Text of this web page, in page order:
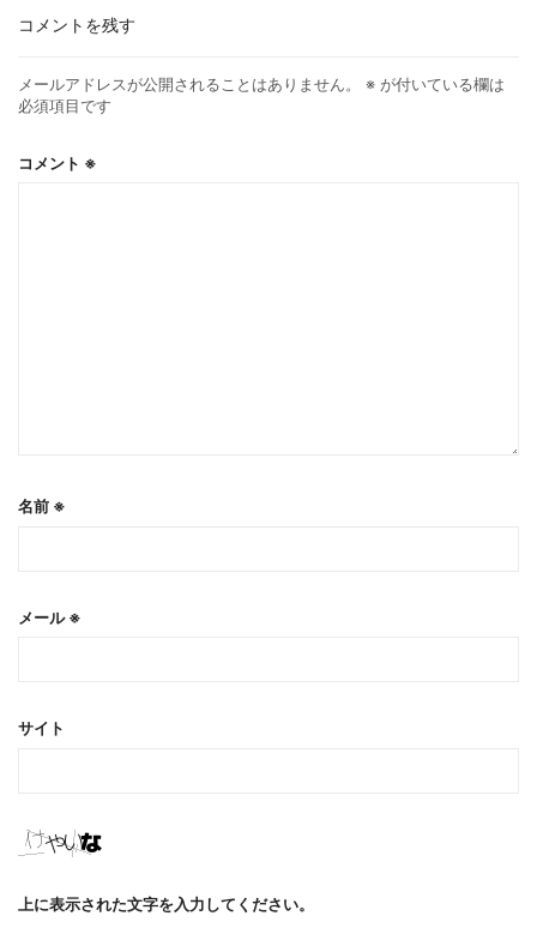
コメントを残す
メールアドレスが公開されることはありません。 ※ が付いている欄は
必須項目です
コメント ※
名前 ※
メール※
サイト
上に表示された文字を入力してください。